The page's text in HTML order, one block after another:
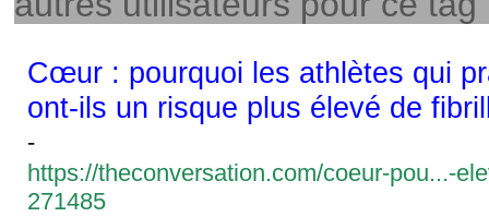
Cœur : pourquoi les athlètes qui
ont-ils un risque plus élevé de
-
https://theconversation.com/coeur-pou...-
271485